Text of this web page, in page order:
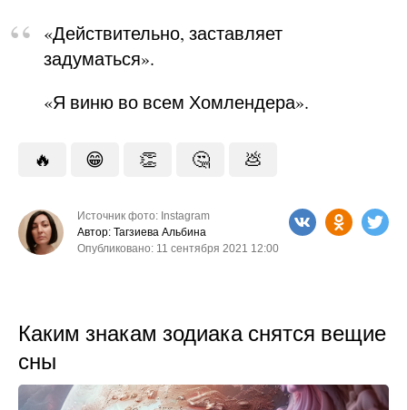
«Действительно, заставляет
задуматься».
«Я виню во всем Хомлендера».
🔥 😁 👏 🤔 💩
Источник фото: Instagram
Автор: Тагзиева Альбина
Опубликовано: 11 сентября 2021 12:00
Каким знакам зодиака снятся вещие
сны